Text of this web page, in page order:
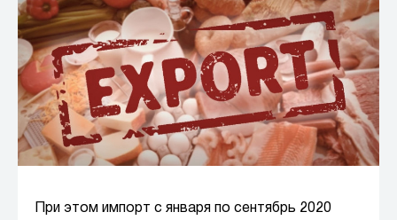
При этом импорт с января по сентябрь 2020